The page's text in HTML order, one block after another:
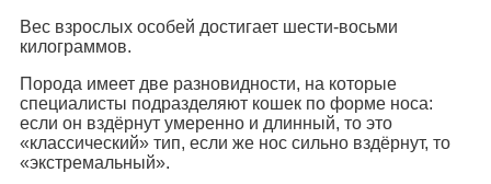
Вес взрослых особей достигает шести-восьми
килограммов.
Порода имеет две разновидности, на которые
специалисты подразделяют кошек по форме носа:
если он вздёрнут умеренно и длинный, то это
«классический» тип, если же нос сильно вздёрнут, то
«экстремальный».